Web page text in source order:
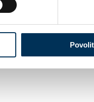
na stránkách
řádu či schopnost
profesní